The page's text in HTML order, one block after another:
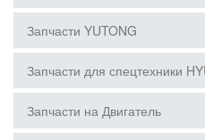
Запчасти YUTONG
Запчасти для спецтехники
Запчасти на Двигатель